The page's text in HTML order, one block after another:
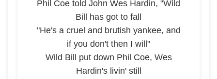
Phil Coe told John Wes Hardin, "Wild
Bill has got to fall
"He's a cruel and brutish yankee, and
if you don't then I will"
Wild Bill put down Phil Coe, Wes
Hardin's livin' still